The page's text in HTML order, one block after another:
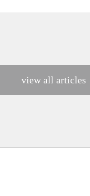
view all articles